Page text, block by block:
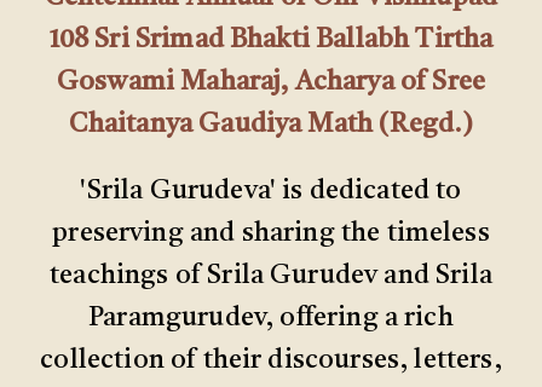
108 Sri Srimad Bhakti Ballabh Tirtha
Goswami Maharaj, Acharya of Sree
Chaitanya Gaudiya Math (Regd.)
'Srila Gurudeva' is dedicated to
preserving and sharing the timeless
teachings of Srila Gurudev and Srila
Paramgurudev, offering a rich
collection of their discourses, letters,